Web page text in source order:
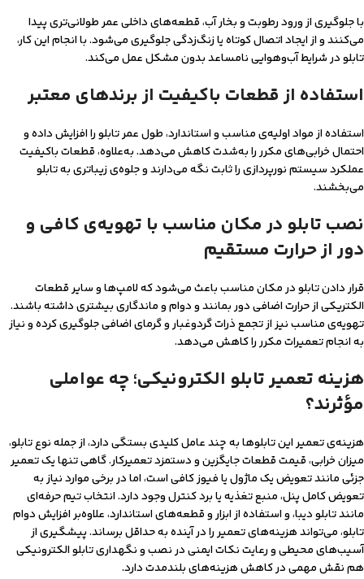
با جلوگیری از ورود رطوبت و بخار آب، قطعه‌های داخلی عمر طولانی‌تری پیدا
می‌کنند و از ایجاد اتصال کوتاه یا زنگ‌زدگی جلوگیری می‌شود. با انجام این کار،
تابلو در شرایط آب‌و‌هوایی نامساعد بدون مشکل عمل می‌کند.
استفاده از قطعات باکیفیت از برندهای معتبر
استفاده از مواد اولیه‌ی مناسب و استاندارد، طول عمر تابلو را افزایش داده و
احتمال خرابی‌های مکرر را به‌شدت کاهش می‌دهد. به‌علاوه، قطعات باکیفیت
عملکرد سیستم نورپردازی را ثابت نگه می‌دارند و جلوه‌ی زیباتری به تابلو
می‌بخشند.
نصب تابلو در مکان‌ مناسب با تهویه‌ی کافی و
دور از حرارت مستقیم
قرار دادن تابلو در مکان مناسب باعث می‌شود که لامپ‌ها و سایر قطعات
الکتریکی از حرارت اضافی دور بمانند و دوام و ماندگاری بیشتری داشته باشند.
تهویه‌ی مناسب نیز از تجمع ذرات گردوغبار و گرمای اضافی جلوگیری کرده و نیاز
به انجام تعمیرات مکرر را کاهش می‌دهد.
هزینه تعمیر تابلو الکترونیکی؛ چه عواملی
مؤثرند؟
هزینه‌ی تعمیر این تابلوها به چند عامل کلیدی بستگی دارد، از جمله نوع تابلو،
میزان خرابی، قیمت قطعات جایگزین و دستمزد تعمیرکار. گاهی تنها یک تعمیر
جزئی مانند تعویض یک ماژول یا فیوز کافی است، اما در برخی موارد نیاز به
تعویض کامل پنل، منبع تغذیه یا برد کنترل وجود دارد. انتخاب تیم حرفه‌ای
مانند تابلو دیبا، و استفاده از ابزار و قطعه‌های استاندارد، علاوه‌بر افزایش دوام
تابلو، می‌تواند هزینه‌های تعمیر را در آینده به حداقل برساند. پیشگیری از
آسیب‌های محیطی و رعایت نکات ایمنی در نصب و نگهداری تابلو الکترونیکی
هم نقش مهمی در کاهش هزینه‌های بلندمدت دارد.